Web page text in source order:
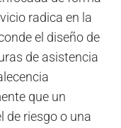
radica en la
el diseño de
de asistencia
que un
de riesgo o una